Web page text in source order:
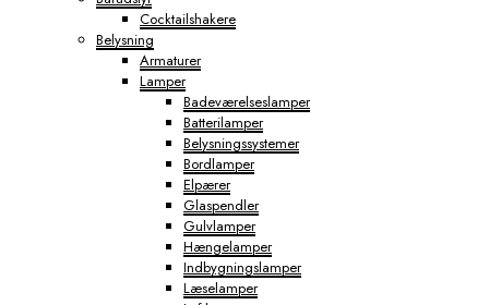
Cocktailshakere
Belysning
Armaturer
Lamper
Badeværelseslamper
Batterilamper
Belysningssystemer
Bordlamper
Elpærer
Glaspendler
Gulvlamper
Hængelamper
Indbygningslamper
Læselamper